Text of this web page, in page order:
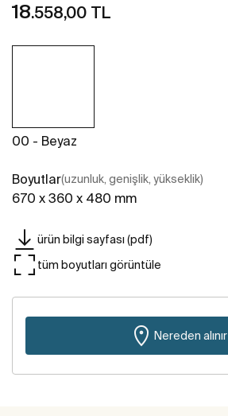
18.558,00 TL
00 - Beyaz
Boyutlar(uzunluk, genişlik, yükseklik)
670 x 360 x 480 mm
ürün bilgi sayfası (pdf)
tüm boyutları görüntüle
Nereden alınır